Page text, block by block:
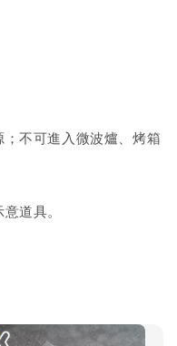
不可進入微波爐、烤箱
道具。